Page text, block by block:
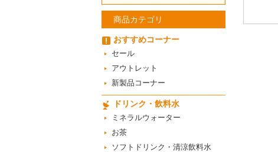
商品カテゴリ
おすすめコーナー
セール
アウトレット
新製品コーナー
ドリンク・飲料水
ミネラルウォーター
お茶
ソフトドリンク・清涼飲料水